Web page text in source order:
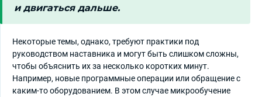
и двигаться дальше.
Некоторые темы, однако, требуют практики под
руководством наставника и могут быть слишком сложны,
чтобы объяснить их за несколько коротких минут.
Например, новые программные операции или обращение с
каким-то оборудованием. В этом случае микрообучение